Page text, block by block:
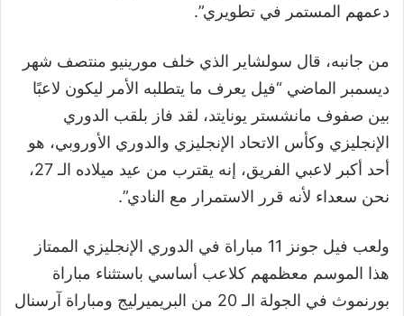
دعمهم المستمر في تطويري”.
من جانبه، قال سولشاير الذي خلف مورينيو منتصف شهر
ديسمبر الماضي “فيل يعرف ما يتطلبه الأمر ليكون لاعبًا
بين صفوف مانشستر يونايتد، لقد فاز بلقب الدوري
الإنجليزي وكأس الاتحاد الإنجليزي والدوري الأوروبي، هو
أحد أكبر لاعبي الفريق، إنه يقترب من عيد ميلاده الـ 27،
نحن سعداء لأنه قرر الاستمرار مع النادي”.
ولعب فيل جونز 11 مباراة في الدوري الإنجليزي الممتاز
هذا الموسم معظمهم كلاعب أساسي باستثناء مباراة
بورنموث في الجولة الـ 20 من البريميرليج ومباراة آرسنال